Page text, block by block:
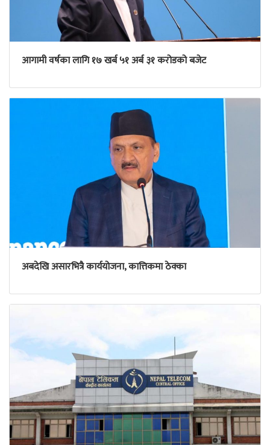
आगामी वर्षका लागि १७ खर्ब ५१ अर्ब ३१ करोडको बजेट
अबदेखि असारभित्रै कार्ययोजना, कात्तिकमा ठेक्का